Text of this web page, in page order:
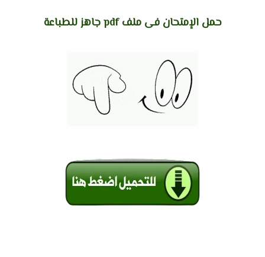
حمل الإمتحان فى ملف pdf جاهز للطباعة